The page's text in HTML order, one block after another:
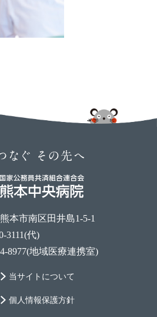
本市南区田井島1-5-1
3111(代)
8977(地域医療連携室)
当サイトについて
個人情報保護方針